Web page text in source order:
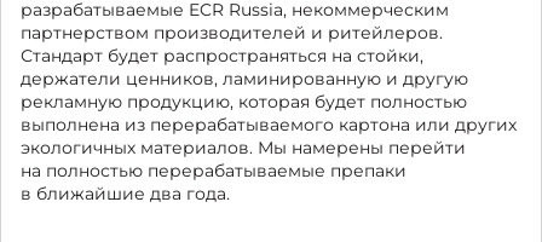
разрабатываемые ECR Russia, некоммерческим
партнерством производителей и ритейлеров.
Стандарт будет распространяться на стойки,
держатели ценников, ламинированную и другую
рекламную продукцию, которая будет полностью
выполнена из перерабатываемого картона или других
экологичных материалов. Мы намерены перейти
на полностью перерабатываемые препаки
в ближайшие два года.